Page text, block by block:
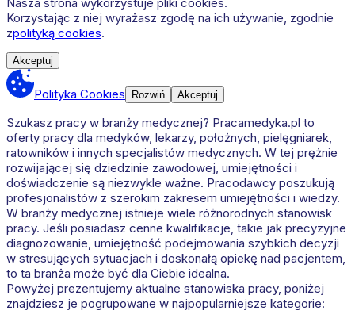
Korzystając z niej wyrażasz zgodę na ich używanie, zgodnie
zpolityką cookies.
Akceptuj
Polityka Cookies Rozwiń Akceptuj
Szukasz pracy w branży medycznej? Pracamedyka.pl to
oferty pracy dla medyków, lekarzy, położnych, pielęgniarek,
ratowników i innych specjalistów medycznych. W tej prężnie
rozwijającej się dziedzinie zawodowej, umiejętności i
doświadczenie są niezwykle ważne. Pracodawcy poszukują
profesjonalistów z szerokim zakresem umiejętności i wiedzy.
W branży medycznej istnieje wiele różnorodnych stanowisk
pracy. Jeśli posiadasz cenne kwalifikacje, takie jak precyzyjne
diagnozowanie, umiejętność podejmowania szybkich decyzji
w stresujących sytuacjach i doskonałą opiekę nad pacjentem,
to ta branża może być dla Ciebie idealna.
Powyżej prezentujemy aktualne stanowiska pracy, poniżej
znajdziesz je pogrupowane w najpopularniejsze kategorie: